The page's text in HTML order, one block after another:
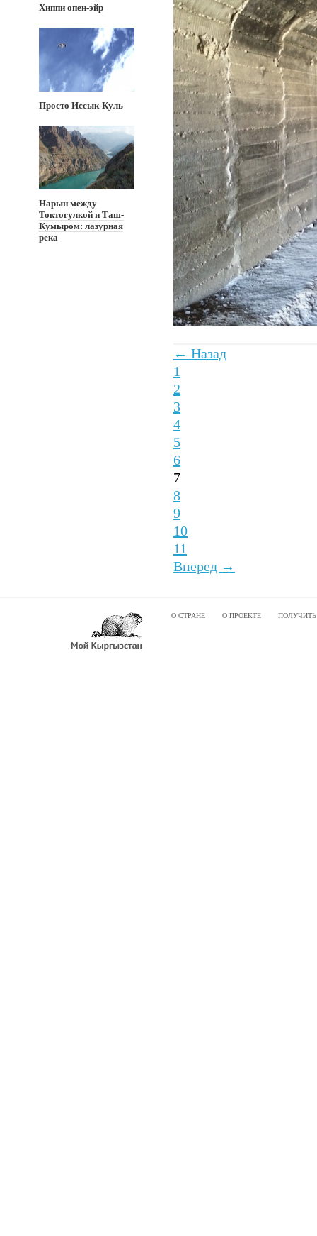
Хиппи опен-эйр
Просто Иссык-Куль
Нарын между
Токтогулкой и Таш-
Кумыром: лазурная
река
← Назад
1
2
3
4
5
6
7
8
9
10
11
Вперед →
О СТРАНЕ О ПРОЕКТЕ